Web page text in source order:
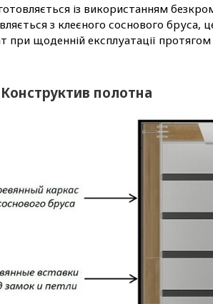
із використанням
з клеєного соснового
при щоденній експлуатації
Конструктив полотна